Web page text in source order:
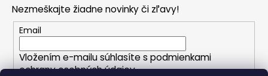
Nezmeškajte žiadne novinky či zľavy!
Email
Vložením e-mailu súhlasíte spodmienkami
ochrany osobných údajov